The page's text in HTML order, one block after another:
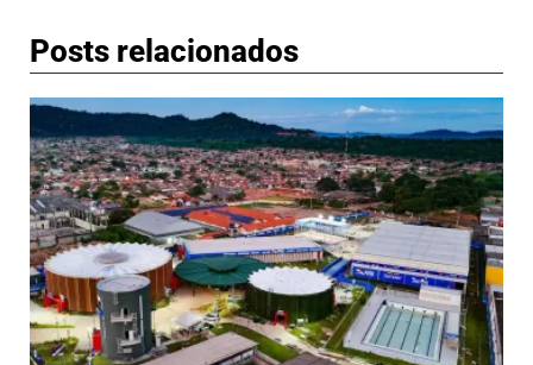
Posts relacionados